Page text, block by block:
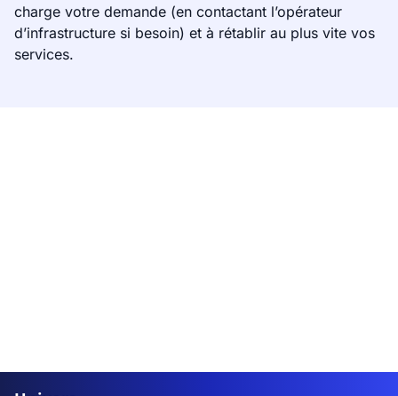
charge votre demande (en contactant l’opérateur
d’infrastructure si besoin) et à rétablir au plus vite vos
services.